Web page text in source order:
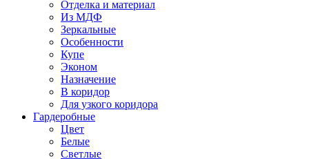
Отделка и материал
Из МДФ
Зеркальные
Особенности
Купе
Эконом
Назначение
В коридор
Для узкого коридора
Гардеробные
Цвет
Белые
Светлые